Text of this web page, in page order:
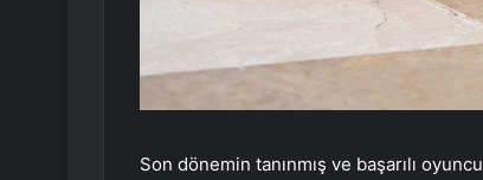
Son dönemin tanınmış ve başarılı